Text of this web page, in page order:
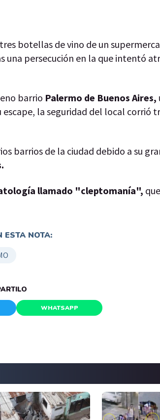
botellas de vino de un
una persecución en la que intentó
barrio Palermo de Buenos Aires,
escape, la seguridad del local corrió
barrios de la ciudad debido a su
llamado "cleptomanía",
ESTA NOTA:
WHATSAPP